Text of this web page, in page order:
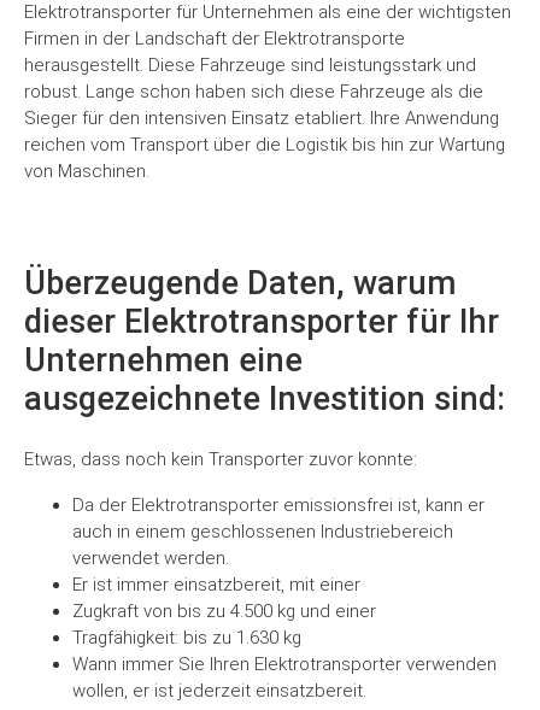
Elektrotransporter für Unternehmen als eine der wichtigsten
Firmen in der Landschaft der Elektrotransporte
herausgestellt. Diese Fahrzeuge sind leistungsstark und
robust. Lange schon haben sich diese Fahrzeuge als die
Sieger für den intensiven Einsatz etabliert. Ihre Anwendung
reichen vom Transport über die Logistik bis hin zur Wartung
von Maschinen.
Überzeugende Daten, warum
dieser Elektrotransporter für Ihr
Unternehmen eine
ausgezeichnete Investition sind:
Etwas, dass noch kein Transporter zuvor konnte:
Da der Elektrotransporter emissionsfrei ist, kann er
auch in einem geschlossenen Industriebereich
verwendet werden.
Er ist immer einsatzbereit, mit einer
Zugkraft von bis zu 4.500 kg und einer
Tragfähigkeit: bis zu 1.630 kg
Wann immer Sie Ihren Elektrotransporter verwenden
wollen, er ist jederzeit einsatzbereit.